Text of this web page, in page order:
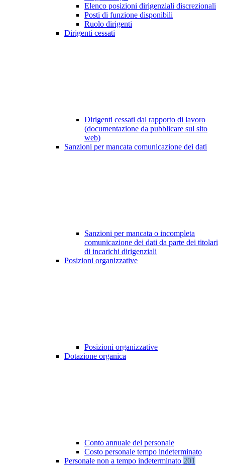
Elenco posizioni dirigenziali discrezionali
Posti di funzione disponibili
Ruolo dirigenti
Dirigenti cessati
Dirigenti cessati dal rapporto di lavoro
(documentazione da pubblicare sul sito
web)
Sanzioni per mancata comunicazione dei dati
Sanzioni per mancata o incompleta
comunicazione dei dati da parte dei titolari
di incarichi dirigenziali
Posizioni organizzative
Posizioni organizzative
Dotazione organica
Conto annuale del personale
Costo personale tempo indeterminato
Personale non a tempo indeterminato 201